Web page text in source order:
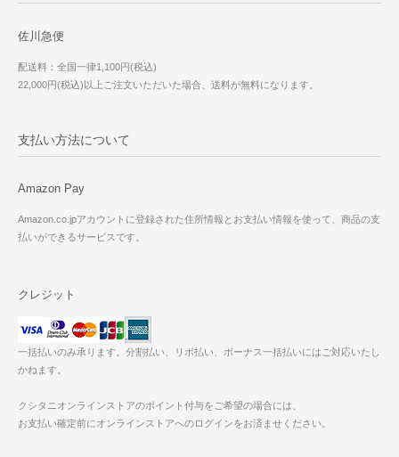
佐川急便
配送料：全国一律1,100円(税込)
22,000円(税込)以上ご注文いただいた場合、送料が無料になります。
支払い方法について
Amazon Pay
Amazon.co.jpアカウントに登録された住所情報とお支払い情報を使って、商品の支
払いができるサービスです。
クレジット
一括払いのみ承ります。分割払い、リボ払い、ボーナス一括払いにはご対応いたし
かねます。
クシタニオンラインストアのポイント付与をご希望の場合には、
お支払い確定前にオンラインストアへのログインをお済ませください。